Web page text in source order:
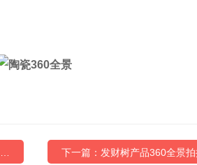
下一篇：​发财树产品360全景